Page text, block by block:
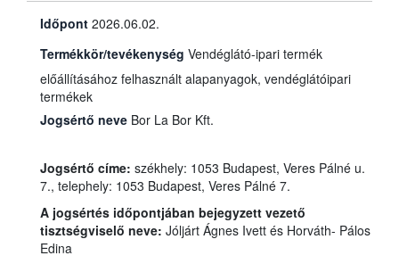
Időpont 2026.06.02.
Termékkör/tevékenység
előállításához felhasznált alapanyagok, vendéglátóipari
termékek
Jogsértő neve Bor La Bor Kft.
Jogsértő címe: székhely: 1053 Budapest, Veres Pálné u.
7., telephely: 1053 Budapest, Veres Pálné 7.
A jogsértés időpontjában bejegyzett vezető
tisztségviselő neve: Jóljárt Ágnes Ivett és Horváth- Pálos
Edina